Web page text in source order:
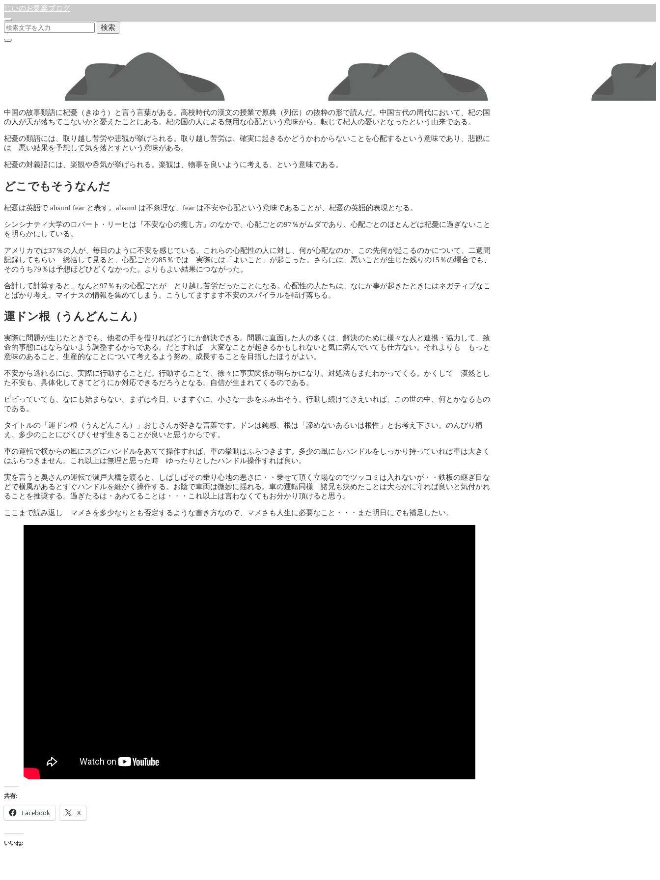
じいのお気楽ブログ
検索
中国の故事類語に杞憂（きゆう）と言う言葉がある。高校時代の漢文の授業で原典（列伝）の抜粋の形で読んだ。中国古代の周代において、杞の国
の人が天が落ちてこないかと憂えたことにある。杞の国の人による無用な心配という意味から、転じて杞人の憂いとなったという由来である。
杞憂の類語には、取り越し苦労や悲観が挙げられる。取り越し苦労は、確実に起きるかどうかわからないことを心配するという意味であり、悲観に
は 悪い結果を予想して気を落とすという意味がある。
杞憂の対義語には、楽観や呑気が挙げられる。楽観は、物事を良いように考える、という意味である。
どこでもそうなんだ
杞憂は英語で absurd fear と表す。absurd は不条理な、fear は不安や心配という意味であることが、杞憂の英語的表現となる。
シンシナティ大学のロバート・リーヒは『不安な心の癒し方』のなかで、心配ごとの97％がムダであり、心配ごとのほとんどは杞憂に過ぎないこと
を明らかにしている。
アメリカでは37％の人が、毎日のように不安を感じている。これらの心配性の人に対し、何が心配なのか、この先何が起こるのかについて、二週間
記録してもらい 総括して見ると、心配ごとの85％では 実際には「よいこと」が起こった。さらには、悪いことが生じた残りの15％の場合でも、
そのうち79％は予想ほどひどくなかった。よりもよい結果につながった。
合計して計算すると、なんと97％もの心配ごとが とり越し苦労だったことになる。心配性の人たちは、なにか事が起きたときにはネガティブなこ
とばかり考え、マイナスの情報を集めてしまう。こうしてますます不安のスパイラルを転げ落ちる。
運ドン根（うんどんこん）
実際に問題が生じたときでも、他者の手を借りればどうにか解決できる。問題に直面した人の多くは、解決のために様々な人と連携・協力して、致
命的事態にはならないよう調整するからである。だとすれば 大変なことが起きるかもしれないと気に病んでいても仕方ない。それよりも もっと
意味のあること、生産的なことについて考えるよう努め、成長することを目指したほうがよい。
不安から逃れるには、実際に行動することだ。行動することで、徐々に事実関係が明らかになり、対処法もまたわかってくる。かくして 漠然とし
た不安も、具体化してきてどうにか対応できるだろうとなる。自信が生まれてくるのである。
ビビっていても、なにも始まらない。まずは今日、いますぐに、小さな一歩をふみ出そう。行動し続けてさえいれば、この世の中、何とかなるもの
である。
タイトルの「運ドン根（うんどんこん）」おじさんが好きな言葉です。ドンは鈍感、根は「諦めないあるいは根性」とお考え下さい。のんびり構
え、多少のことにびくびくせず生きることが良いと思うからです。
車の運転で横からの風にスグにハンドルをあてて操作すれば、車の挙動はふらつきます。多少の風にもハンドルをしっかり持っていれば車は大きく
はふらつきません。これ以上は無理と思った時 ゆったりとしたハンドル操作すれば良い。
実を言うと奥さんの運転で瀬戸大橋を渡ると、しばしばその乗り心地の悪さに・・乗せて頂く立場なのでツッコミは入れないが・・鉄板の継ぎ目な
どで横風があるとすぐハンドルを細かく操作する。お陰で車両は微妙に揺れる。車の運転同様 諸兄も決めたことは大らかに守れば良いと気付かれ
ることを推奨する。過ぎたるは・あわてることは・・・これ以上は言わなくてもお分かり頂けると思う。
ここまで読み返し マメさを多少なりとも否定するような書き方なので、マメさも人生に必要なこと・・・また明日にでも補足したい。
共有:
Facebook X
いいね: